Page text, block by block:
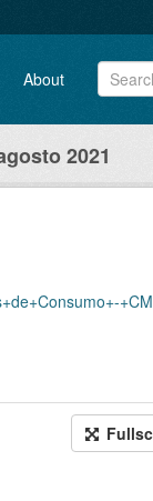
About
2021
+CMC/d-